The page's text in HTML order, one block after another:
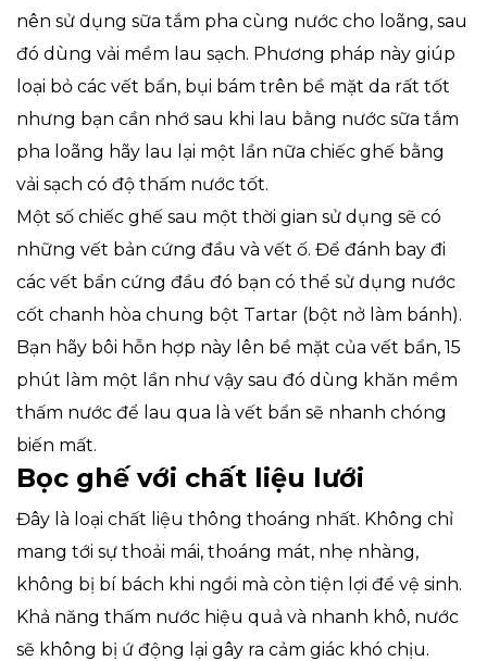
nên sử dụng sữa tắm pha cùng nước cho loãng, sau
đó dùng vải mềm lau sạch. Phương pháp này giúp
loại bỏ các vết bẩn, bụi bám trên bề mặt da rất tốt
nhưng bạn cần nhớ sau khi lau bằng nước sữa tắm
pha loãng hãy lau lại một lần nữa chiếc ghế bằng
vải sạch có độ thấm nước tốt.
Một số chiếc ghế sau một thời gian sử dụng sẽ có
những vết bản cứng đầu và vết ố. Để đánh bay đi
các vết bẩn cứng đầu đó bạn có thể sử dụng nước
cốt chanh hòa chung bột Tartar (bột nở làm bánh).
Bạn hãy bôi hỗn hợp này lên bề mặt của vết bẩn, 15
phút làm một lần như vậy sau đó dùng khăn mềm
thấm nước để lau qua là vết bẩn sẽ nhanh chóng
biến mất.
Bọc ghế với chất liệu lưới
Đây là loại chất liệu thông thoáng nhất. Không chỉ
mang tới sự thoải mái, thoáng mát, nhẹ nhàng,
không bị bí bách khi ngồi mà còn tiện lợi để vệ sinh.
Khả năng thấm nước hiệu quả và nhanh khô, nước
sẽ không bị ứ động lại gây ra cảm giác khó chịu.